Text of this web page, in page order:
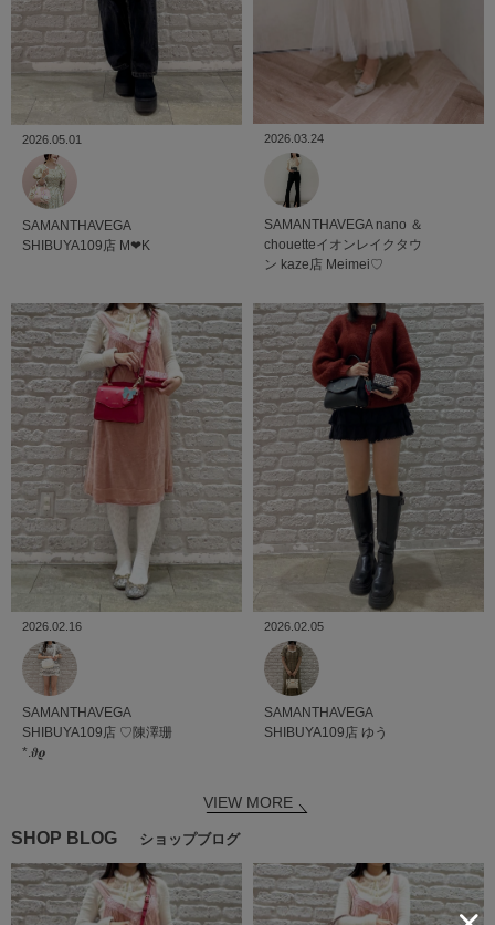
2026.05.01
SAMANTHAVEGA
SHIBUYA109店 M‪‪❤︎‬K
2026.03.24
SAMANTHAVEGA nano ＆
chouetteイオンレイクタウ
ン kaze店 Meimei♡
2026.02.16
SAMANTHAVEGA
SHIBUYA109店 ♡陳澤珊
*.𝝑𝝔
2026.02.05
SAMANTHAVEGA
SHIBUYA109店 ゆう
VIEW MORE
SHOP BLOG ショップブログ